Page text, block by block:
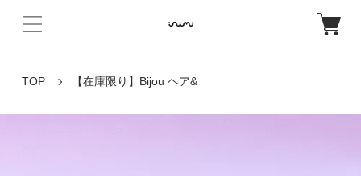
TOP 【在庫限り】Bijou ヘア&